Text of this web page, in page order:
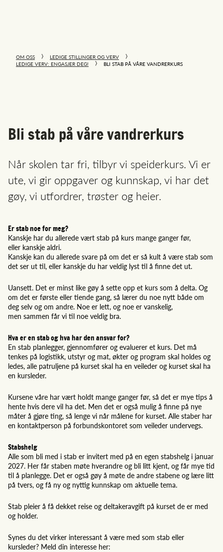
OM OSS
LEDIGE STILLINGER OG VERV
LEDIGE VERV: ENGASJER DEG!
BLI STAB PÅ VÅRE VANDRERKURS
Bli stab på våre vandrerkurs
Når skolen tar fri, tilbyr vi speiderkurs. Vi er
ute, vi gir oppgaver og kunnskap, vi har det
gøy, vi utfordrer, trøster og heier.
Er stab noe for meg?
Kanskje har du allerede vært stab på kurs mange ganger før,
eller kanskje aldri.
Kanskje kan du allerede svare på om det er så kult å være stab som
det ser ut til, eller kanskje du har veldig lyst til å finne det ut.
Uansett. Det er minst like gøy å sette opp et kurs som å delta. Og
om det er første eller tiende gang, så lærer du noe nytt både om
deg selv og om andre. Noe er lett, og noe er vanskelig,
men sammen får vi til noe veldig bra.
Hva er en stab og hva har den ansvar for?
En stab planlegger, gjennomfører og evaluerer et kurs. Det må
tenkes på logistikk, utstyr og mat, økter og program skal holdes og
ledes, alle patruljene på kurset skal ha en veileder og kurset skal ha
en kursleder.
Kursene våre har vært holdt mange ganger før, så det er mye tips å
hente hvis dere vil ha det. Men det er også mulig å finne på nye
måter å gjøre ting, så lenge vi når målene for kurset. Alle staber har
en kontaktperson på forbundskontoret som veileder undervegs.
Stabshelg
Alle som bli med i stab er invitert med på en egen stabshelg i januar
2027. Her får staben møte hverandre og bli litt kjent, og får mye tid
til å planlegge. Det er også gøy å møte de andre stabene og lære litt
på tvers, og få ny og nyttig kunnskap om aktuelle tema.
Stab pleier å få dekket reise og deltakeravgift på kurset de er med
og holder.
Synes du det virker interessant å være med som stab eller
kursleder? Meld din interesse her: